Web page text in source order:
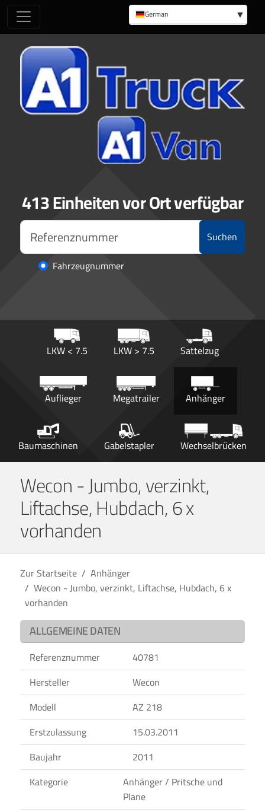
413 Einheiten vor Ort verfügbar
Suchen
Fahrzeugnummer
LKW < 7.5 LKW > 7.5 Sattelzug
Auflieger Megatrailer Anhänger
Baumaschinen Gabelstapler Wechselbrücken
German
English
Wecon - Jumbo, verzinkt,
Liftachse, Hubdach, 6 x
vorhanden
Zur Startseite
Anhänger
Wecon - Jumbo, verzinkt, Liftachse, Hubdach, 6 x
vorhanden
ALLGEMEINE DATEN
Referenznummer
40781
Hersteller
Wecon
Modell
AZ 218
Erstzulassung
15.03.2011
Baujahr
2011
Kategorie
Anhänger / Pritsche und
Plane